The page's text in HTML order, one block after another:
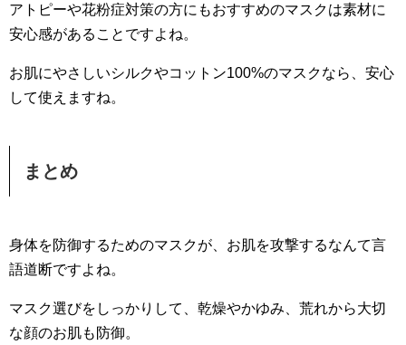
アトピーや花粉症対策の方にもおすすめのマスクは素材に
安心感があることですよね。
お肌にやさしいシルクやコットン100%のマスクなら、安心
して使えますね。
まとめ
身体を防御するためのマスクが、お肌を攻撃するなんて言
語道断ですよね。
マスク選びをしっかりして、乾燥やかゆみ、荒れから大切
な顔のお肌も防御。